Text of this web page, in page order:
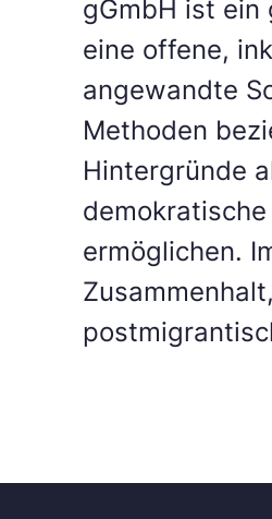
gGmbH ist ein
eine offene,
angewandte
Methoden
Hintergründe
ermöglichen.